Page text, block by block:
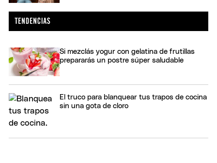
Si mezclás yogur con gelatina de frutillas
prepararás un postre súper saludable
El truco para blanquear tus trapos de cocina
sin una gota de cloro